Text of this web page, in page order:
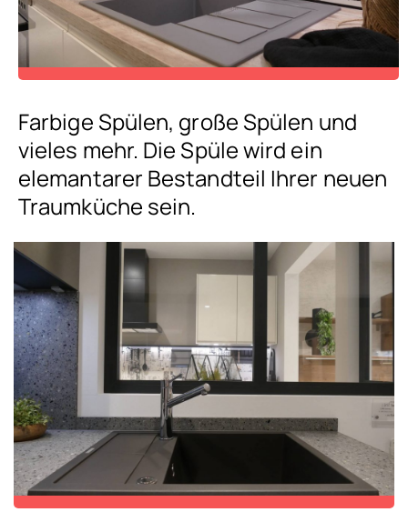
Farbige Spülen, große Spülen und
vieles mehr. Die Spüle wird ein
elemantarer Bestandteil Ihrer neuen
Traumküche sein.